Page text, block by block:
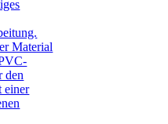
Material
den
einer